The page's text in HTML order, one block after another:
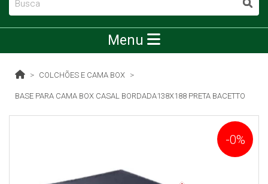
Menu
COLCHÕES E CAMA BOX
BASE PARA CAMA BOX CASAL BORDADA138X188 PRETA BACETTO
-0%